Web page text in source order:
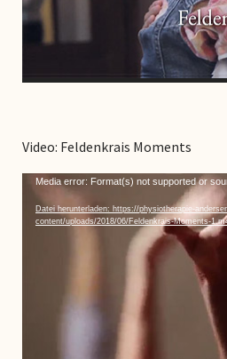
Video: Feldenkrais Moments
Video-
Player
Media error: Format(s) not supported or
Datei herunterladen: https://physiotherapie-
content/uploads/2018/06/Feldenkrais-Moments-